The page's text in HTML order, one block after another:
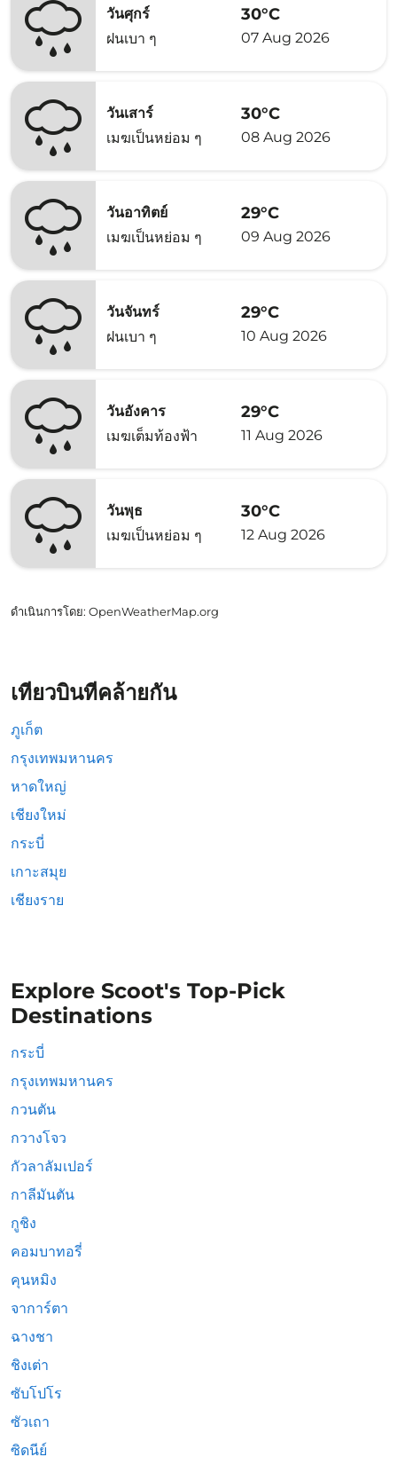
วันศุกร์
ฝนเบา ๆ
30°C
07 Aug 2026
วันเสาร์
เมฆเป็นหย่อม ๆ
30°C
08 Aug 2026
วันอาทิตย์
เมฆเป็นหย่อม ๆ
29°C
09 Aug 2026
วันจันทร์
ฝนเบา ๆ
29°C
10 Aug 2026
วันอังคาร
เมฆเต็มท้องฟ้า
29°C
11 Aug 2026
วันพุธ
เมฆเป็นหย่อม ๆ
30°C
12 Aug 2026
ดำเนินการโดย: OpenWeatherMap.org
เที่ยวบินที่คล้ายกัน
ภูเก็ต
กรุงเทพมหานคร
หาดใหญ่
เชียงใหม่
กระบี่
เกาะสมุย
เชียงราย
Explore Scoot's Top-Pick
Destinations
กระบี่
กรุงเทพมหานคร
กวนตัน
กวางโจว
กัวลาลัมเปอร์
กาลีมันตัน
กูชิง
คอมบาทอรี่
คุนหมิง
จาการ์ตา
ฉางชา
ชิงเต่า
ซับโปโร
ซัวเถา
ซิดนีย์